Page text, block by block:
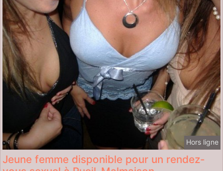
Hors ligne
Jeune femme disponible pour un rendez-